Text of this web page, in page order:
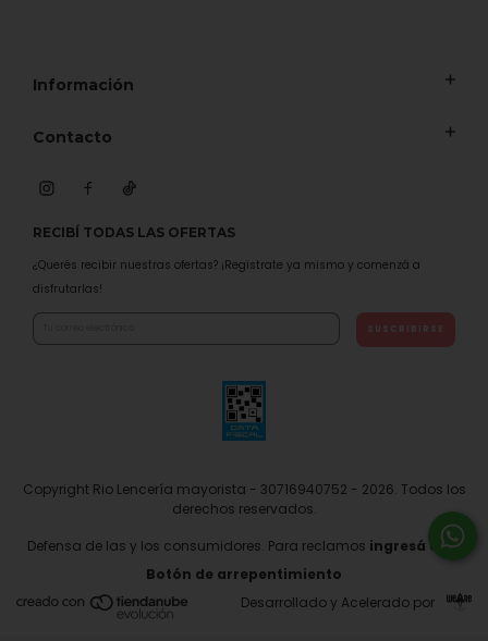
Información
Contacto
RECIBÍ TODAS LAS OFERTAS
¿Querés recibir nuestras ofertas? ¡Registrate ya mismo y comenzá a
disfrutarlas!
Copyright Rio Lencería mayorista - 30716940752 - 2026. Todos los
derechos reservados.
Defensa de las y los consumidores. Para reclamos ingresá acá.
Botón de arrepentimiento
Desarrollado y Acelerado por